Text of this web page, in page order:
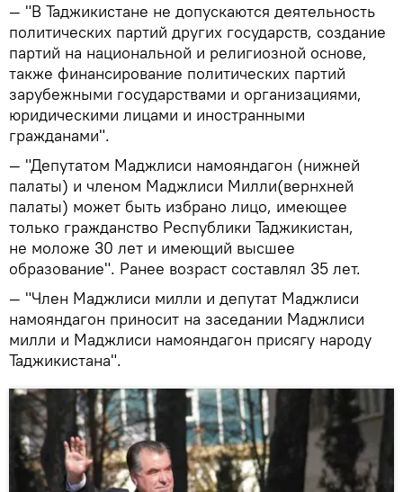
— "В Таджикистане не допускаются деятельность
политических партий других государств, создание
партий на национальной и религиозной основе,
также финансирование политических партий
зарубежными государствами и организациями,
юридическими лицами и иностранными
гражданами".
— "Депутатом Маджлиси намояндагон (нижней
палаты) и членом Маджлиси Милли(вернхней
палаты) может быть избрано лицо, имеющее
только гражданство Республики Таджикистан,
не моложе 30 лет и имеющий высшее
образование". Ранее возраст составлял 35 лет.
— "Член Маджлиси милли и депутат Маджлиси
намояндагон приносит на заседании Маджлиси
милли и Маджлиси намояндагон присягу народу
Таджикистана".